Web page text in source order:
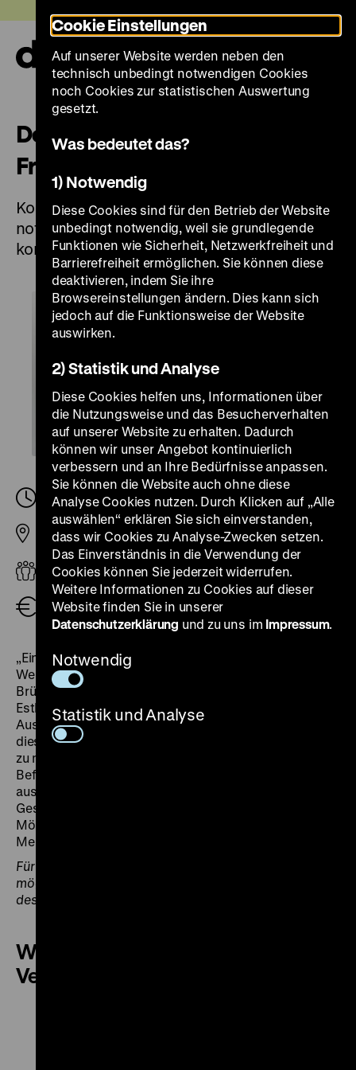
zum
Seiteninhalt
springen
Der 8. Mai 1945 – Mahnung zu
Frieden und Freiheit
Kostenfreie Themenführungen durch „Roads
not Taken. Oder: Es hätte auch anders
kommen können“
Donnerstag, 08. Mai 2025, 12.00-13.00 Uhr
Pei-Bau
Erwachsene
Eintritt frei
„Eine Gelegenheit über die großen Hoffnungen der
Welt nachzudenken: über Freiheit, Gleichheit,
Brüderlichkeit – und Schwesterlichkeit.“ So beschreibt
Esther Bejarano, Überlebende der Konzentrationslager
Auschwitz und Ravensbrück, den 8. Mai und fordert,
diesen Tag zu einem festen Gedenktag in Deutschland
zu machen. Am 80. Jahrestag des Kriegsendes und der
Befreiung von der NS-Diktatur blicken wir entlang
ausgewählter Wendepunkte der deutschen
Geschichte auf Ereignisse und historische
Möglichkeiten, die in Zusammenhang mit diesen
Menschheitshoffnungen stehen.
Für die Themenführung ist im Voraus keine Anmeldung
möglich. Die Tickets sind, nach Verfügbarkeit, am Tag
des Besuchs an der Kasse erhältlich.
Weitere Termine dieser
Veranstaltung
Cookie Einstellungen
Auf unserer Website werden neben den
technisch unbedingt notwendigen Cookies
noch Cookies zur statistischen Auswertung
gesetzt.
Was bedeutet das?
1) Notwendig
Diese Cookies sind für den Betrieb der Website
unbedingt notwendig, weil sie grundlegende
Funktionen wie Sicherheit, Netzwerkfreiheit und
Barrierefreiheit ermöglichen. Sie können diese
deaktivieren, indem Sie ihre
Browsereinstellungen ändern. Dies kann sich
jedoch auf die Funktionsweise der Website
auswirken.
2) Statistik und Analyse
Diese Cookies helfen uns, Informationen über
die Nutzungsweise und das Besucherverhalten
auf unserer Website zu erhalten. Dadurch
können wir unser Angebot kontinuierlich
verbessern und an Ihre Bedürfnisse anpassen.
Sie können die Website auch ohne diese
Analyse Cookies nutzen. Durch Klicken auf „Alle
auswählen“ erklären Sie sich einverstanden,
dass wir Cookies zu Analyse-Zwecken setzen.
Das Einverständnis in die Verwendung der
Cookies können Sie jederzeit widerrufen.
Weitere Informationen zu Cookies auf dieser
Website finden Sie in unserer
Datenschutzerklärung und zu uns im Impressum.
Notwendig
Statistik und Analyse